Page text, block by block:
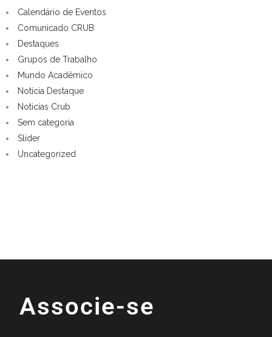
Calendário de Eventos
Comunicado CRUB
Destaques
Grupos de Trabalho
Mundo Acadêmico
Notícia Destaque
Noticias Crub
Sem categoria
Slider
Uncategorized
Associe-se